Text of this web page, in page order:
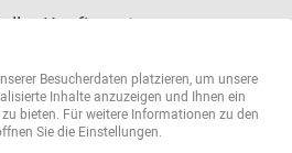
Konfigurator
0,00 CHF*
Besucherdaten platzieren, um unsere
Inhalte anzuzeigen und Ihnen ein
bieten. Für weitere Informationen zu den
Sie die Einstellungen.